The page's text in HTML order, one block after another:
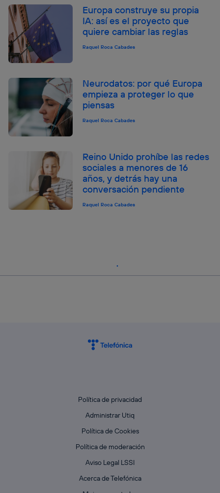
Europa construye su propia
IA: así es el proyecto que
quiere cambiar las reglas
Raquel Roca Cabades
Neurodatos: por qué Europa
empieza a proteger lo que
piensas
Raquel Roca Cabades
Reino Unido prohíbe las redes
sociales a menores de 16
años, y detrás hay una
conversación pendiente
Raquel Roca Cabades
Política de privacidad
Administrar Utiq
Política de Cookies
Política de moderación
Aviso Legal LSSI
Acerca de Telefónica